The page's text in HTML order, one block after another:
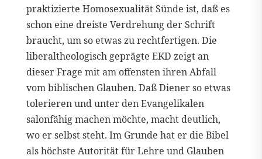
praktizierte Homosexualität Sünde ist, daß es
schon eine dreiste Verdrehung der Schrift
braucht, um so etwas zu rechtfertigen. Die
liberaltheologisch geprägte EKD zeigt an
dieser Frage mit am offensten ihren Abfall
vom biblischen Glauben. Daß Diener so etwas
tolerieren und unter den Evangelikalen
salonfähig machen möchte, macht deutlich,
wo er selbst steht. Im Grunde hat er die Bibel
als höchste Autorität für Lehre und Glauben